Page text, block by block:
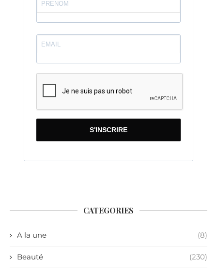
S'INSCRIRE
CATEGORIES
A la une (8)
Beauté (230)